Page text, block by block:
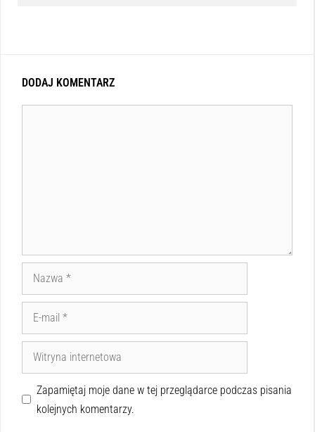
DODAJ KOMENTARZ
Zapamiętaj moje dane w tej przeglądarce podczas pisania
kolejnych komentarzy.